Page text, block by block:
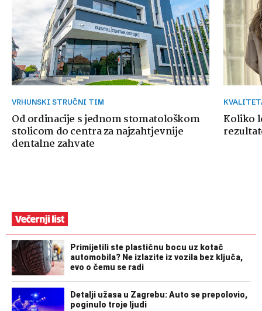
VRHUNSKI STRUČNI TIM
Od ordinacije s jednom stomatološkom
stolicom do centra za najzahtjevnije
dentalne zahvate
Koliko